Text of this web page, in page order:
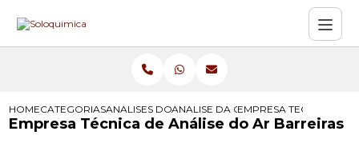
HOMECATEGORIASANALISES DO ARANALISE DA QUALIDADE DO AR
EMPRESA TECNICA DE
Empresa Técnica de Análise do Ar Barreiras